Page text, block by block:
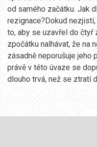
od samého začátku. Jak
rezignace?Dokud
to, aby se uzavřel do čtyř
zpočátku nalhávat, že na
zásadně neporušuje jeho
právě v této úvaze se
dlouho trvá, než se ztratí